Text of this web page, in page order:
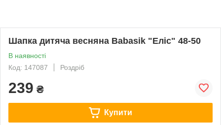
Шапка дитяча весняна Babasik "Еліс" 48-50
В наявності
Код: 147087
Роздріб
239 ₴
Купити